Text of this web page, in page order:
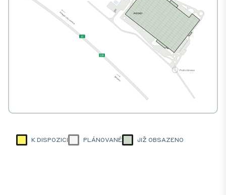
K DISPOZICI PLÁNOVANÉ JIŽ OBSAZENO